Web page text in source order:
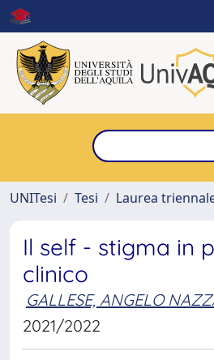
UNITesi
Tesi Laurea
Il self - stigma in
clinico
GALLESE, ANGELO
2021/2022